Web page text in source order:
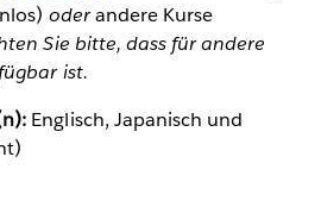
oderandere Kurse
Sie bitte, dass für andere
ist.
Englisch, Japanisch und